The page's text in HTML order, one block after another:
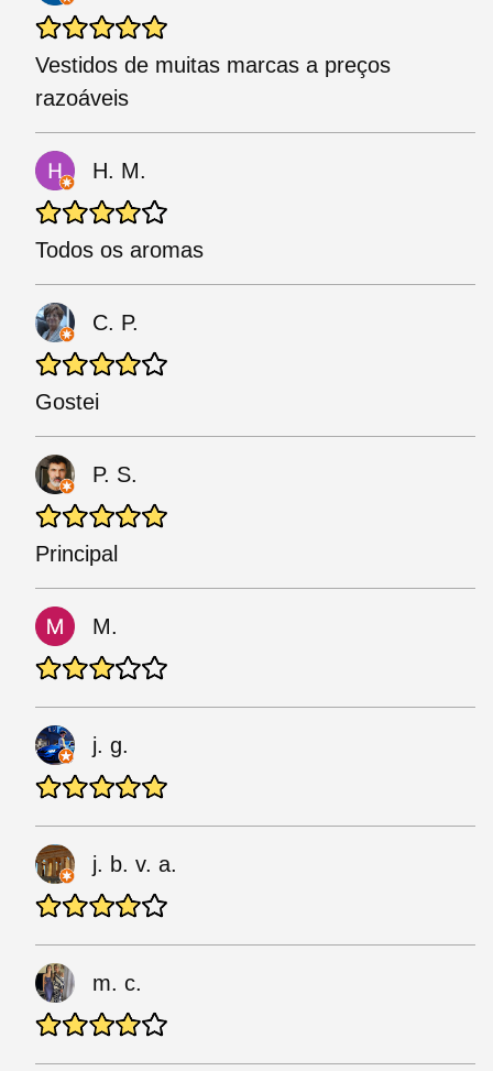
Vestidos de muitas marcas a preços
razoáveis
H. M.
Todos os aromas
C. P.
Gostei
P. S.
Principal
M.
j. g.
j. b. v. a.
m. c.